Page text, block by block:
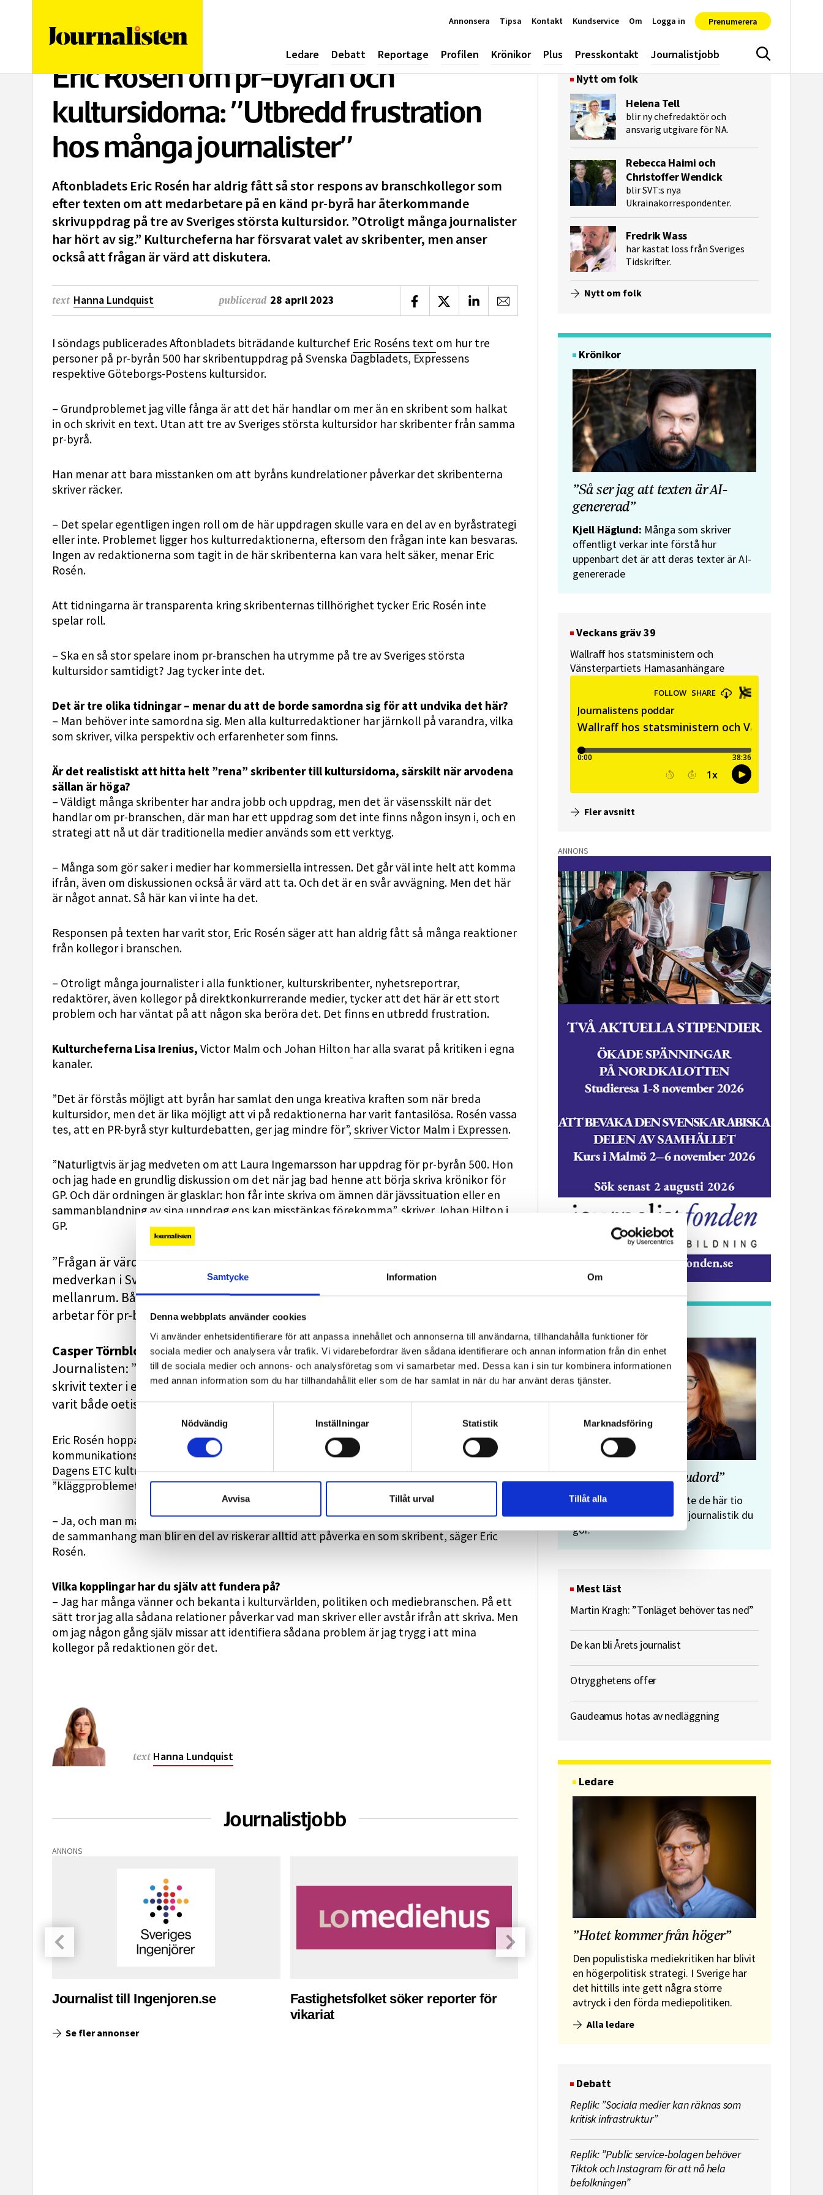
Samtycke Information Om
Denna webbplats använder cookies
Vi använder enhetsidentifierare för att anpassa innehållet och annonserna till användarna, tillhandahålla funktioner för
sociala medier och analysera vår trafik. Vi vidarebefordrar även sådana identifierare och annan information från din enhet
till de sociala medier och annons- och analysföretag som vi samarbetar med. Dessa kan i sin tur kombinera informationen
med annan information som du har tillhandahållit eller som de har samlat in när du har använt deras tjänster.
Samtyckesval
Nödvändig
Inställningar Statistik Marknadsföring
Avvisa Tillåt urval Tillåt alla
Ledare Debatt Reportage Profilen Krönikor Plus Presskontakt Journalistjobb Sök
Annonsera Tipsa Kontakt Kundservice Om Logga in Prenumerera
Eric Rosén om pr-byrån och
kultursidorna: ”Utbredd frustration
hos många journalister”
Aftonbladets Eric Rosén har aldrig fått så stor respons av branschkollegor som
efter texten om att medarbetare på en känd pr-byrå har återkommande
skrivuppdrag på tre av Sveriges största kultursidor. ”Otroligt många journalister
har hört av sig.” Kulturcheferna har försvarat valet av skribenter, men anser
också att frågan är värd att diskutera.
text Hanna Lundquist publicerad 28 april 2023 Dela på Facebook
Dela på XDela på LinkedIn
Dela via e-post
I söndags publicerades Aftonbladets biträdande kulturchef Eric Roséns text om hur tre
personer på pr-byrån 500 har skribentuppdrag på Svenska Dagbladets, Expressens
respektive Göteborgs-Postens kultursidor.
– Grundproblemet jag ville fånga är att det här handlar om mer än en skribent som halkat
in och skrivit en text. Utan att tre av Sveriges största kultursidor har skribenter från samma
pr-byrå.
Han menar att bara misstanken om att byråns kundrelationer påverkar det skribenterna
skriver räcker.
– Det spelar egentligen ingen roll om de här uppdragen skulle vara en del av en byråstrategi
eller inte. Problemet ligger hos kulturredaktionerna, eftersom den frågan inte kan besvaras.
Ingen av redaktionerna som tagit in de här skribenterna kan vara helt säker, menar Eric
Rosén.
Att tidningarna är transparenta kring skribenternas tillhörighet tycker Eric Rosén inte
spelar roll.
– Ska en så stor spelare inom pr-branschen ha utrymme på tre av Sveriges största
kultursidor samtidigt? Jag tycker inte det.
Det är tre olika tidningar – menar du att de borde samordna sig för att undvika det här?
– Man behöver inte samordna sig. Men alla kulturredaktioner har järnkoll på varandra, vilka
som skriver, vilka perspektiv och erfarenheter som finns.
Är det realistiskt att hitta helt ”rena” skribenter till kultursidorna, särskilt när arvodena
sällan är höga?
– Väldigt många skribenter har andra jobb och uppdrag, men det är väsensskilt när det
handlar om pr-branschen, där man har ett uppdrag som det inte finns någon insyn i, och en
strategi att nå ut där traditionella medier används som ett verktyg.
– Många som gör saker i medier har kommersiella intressen. Det går väl inte helt att komma
ifrån, även om diskussionen också är värd att ta. Och det är en svår avvägning. Men det här
är något annat. Så här kan vi inte ha det.
Responsen på texten har varit stor, Eric Rosén säger att han aldrig fått så många reaktioner
från kollegor i branschen.
– Otroligt många journalister i alla funktioner, kulturskribenter, nyhetsreportrar,
redaktörer, även kollegor på direktkonkurrerande medier, tycker att det här är ett stort
problem och har väntat på att någon ska beröra det. Det finns en utbredd frustration.
Kulturcheferna Lisa Irenius, Victor Malm och Johan Hilton har alla svarat på kritiken i egna
kanaler.
”Det är förstås möjligt att byrån har samlat den unga kreativa kraften som när breda
kultursidor, men det är lika möjligt att vi på redaktionerna har varit fantasilösa. Rosén vassa
tes, att en PR-byrå styr kulturdebatten, ger jag mindre för”, skriver Victor Malm i Expressen.
”Naturligtvis är jag medveten om att Laura Ingemarsson har uppdrag för pr-byrån 500. Hon
och jag hade en grundlig diskussion om det när jag bad henne att börja skriva krönikor för
GP. Och där ordningen är glasklar: hon får inte skriva om ämnen där jävssituation eller en
sammanblandning av sina uppdrag ens kan misstänkas förekomma”, skriverJohan Hilton i
GP.
”Frågan är värd att diskutera men Eric Rosén tar i väl mycket här. Vad gäller
medverkan i SvD Kultur är det fråga om två kulturdebattsartiklar, med ett års
mellanrum. Båda gångerna har det framgått att skribenten Casper Törnblom
arbetar för pr-byrån”, skriver Lisa Irenius på Twitter.
Casper Törnblom, som ärvd på 500 och har skrivit i SvD Kultur, skriver till
Journalisten: ”Jag är 100 procent trygg i att ingen av de personer från byrån som
skrivit texter i eget namn någonsin skulle gjort det påverkade av en kund. De hade
varit både oetiskt och lite sorgligt.”
Eric Rosén hoppas att alla redaktioner nu funderar kring hur man förhåller sig till pr- och
kommunikationsbranschen generellt.
Dagens ETC kulturreporter Kristin Mc Millen skriver i en kommentar till Roséns text att
”kläggproblemet är större än 500 Stockholm”. Eric Rosén håller med om det.
– Ja, och man måste vara vaksam på sig själv. De sociala kontakter, de rum man vistas i och
de sammanhang man blir en del av riskerar alltid att påverka en som skribent, säger Eric
Rosén.
Vilka kopplingar har du själv att fundera på?
– Jag har många vänner och bekanta i kulturvärlden, politiken och mediebranschen. På ett
sätt tror jag alla sådana relationer påverkar vad man skriver eller avstår ifrån att skriva. Men
om jag någon gång själv missar att identifiera sådana problem är jag trygg i att mina
kollegor på redaktionen gör det.
text Hanna Lundquist
Journalistjobb
ANNONS
Journalist till Ingenjoren.se
Fastighetsfolket söker reporter för
vikariat
Sportchef till Mariestads-Tidningen
Se fler annonser
Nytt om folk
Helena Tell
blir ny chefredaktör och
ansvarig utgivare för NA.
Rebecca Haimi och
Christoffer Wendick
blir SVT:s nya
Ukrainakorrespondenter.
Fredrik Wass
har kastat loss från Sveriges
Tidskrifter.
Nytt om folk
Krönikor
”Så ser jag att texten är AI-
genererad”
Kjell Häglund: Många som skriver
offentligt verkar inte förstå hur
uppenbart det är att deras texter är AI-
genererade
Veckans gräv 39
Wallraff hos statsministern och
Vänsterpartiets Hamasanhängare
Fler avsnitt
ANNONS
”Journalistens tio budord”
Malin Crona:
Följer du inte de här tio
budorden? Då är det inte journalistik du
gör.
Mest läst
Martin Kragh: ”Tonläget behöver tas ned”
De kan bli Årets journalist
Otrygghetens offer
Gaudeamus hotas av nedläggning
Ledare
”Hotet kommer från höger”
Den populistiska mediekritiken har blivit
en högerpolitisk strategi. I Sverige har
det hittills inte gett några större
avtryck i den förda mediepolitiken.
Alla ledare
Debatt
Replik: ”Sociala medier kan räknas som
kritisk infrastruktur”
Replik: ”Public service-bolagen behöver
Tiktok och Instagram för att nå hela
befolkningen”